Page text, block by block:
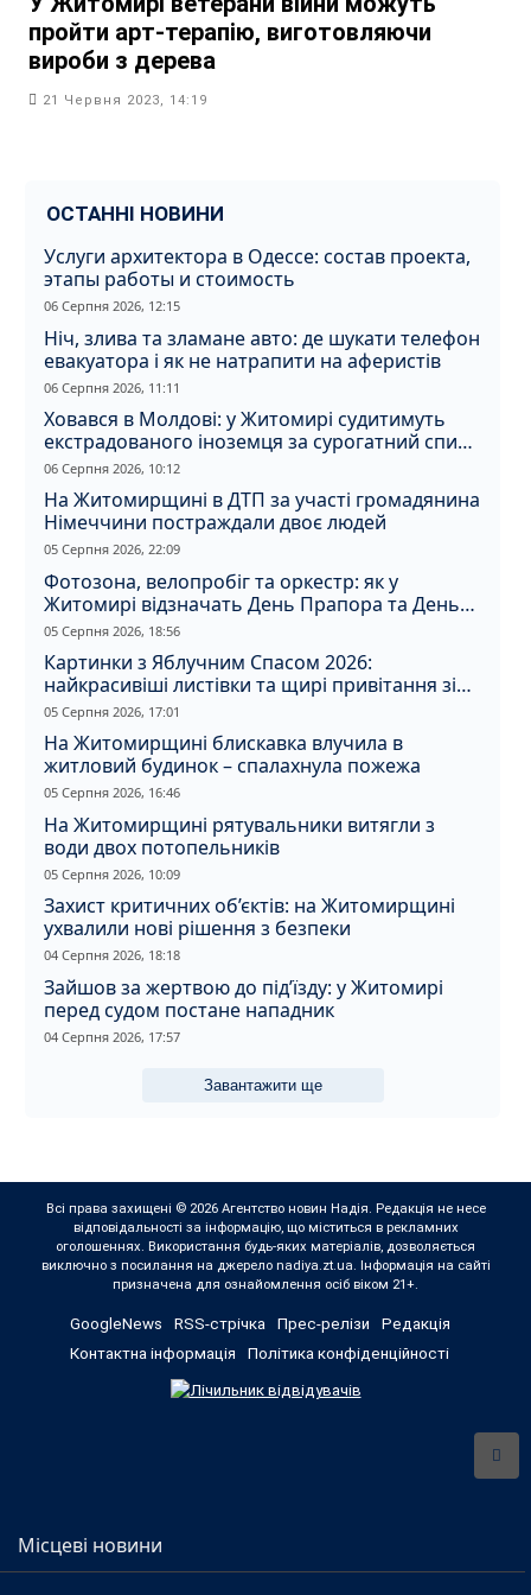
пройти арт-терапію, виготовляючи
вироби з дерева
21 Червня 2023, 14:19
ОСТАННІ НОВИНИ
Услуги архитектора в Одессе: состав проекта,
этапы работы и стоимость
06 Серпня 2026, 12:15
Ніч, злива та зламане авто: де шукати телефон
евакуатора і як не натрапити на аферистів
06 Серпня 2026, 11:11
Ховався в Молдові: у Житомирі судитимуть
екстрадованого іноземця за сурогатний спирт
і відмивання грошей
06 Серпня 2026, 10:12
На Житомирщині в ДТП за участі громадянина
Німеччини постраждали двоє людей
05 Серпня 2026, 22:09
Фотозона, велопробіг та оркестр: як у
Житомирі відзначать День Прапора та День
Незалежності
05 Серпня 2026, 18:56
Картинки з Яблучним Спасом 2026:
найкрасивіші листівки та щирі привітання зі
святом
05 Серпня 2026, 17:01
На Житомирщині блискавка влучила в
житловий будинок – спалахнула пожежа
05 Серпня 2026, 16:46
На Житомирщині рятувальники витягли з
води двох потопельників
05 Серпня 2026, 10:09
Захист критичних об’єктів: на Житомирщині
ухвалили нові рішення з безпеки
04 Серпня 2026, 18:18
Зайшов за жертвою до під’їзду: у Житомирі
перед судом постане нападник
04 Серпня 2026, 17:57
Завантажити ще
Всі права захищені © 2026 Агентство новин Надія. Редакція не несе
відповідальності за інформацію, що міститься в рекламних
оголошеннях. Використання будь-яких матеріалів, дозволяється
виключно з посилання на джерело nadiya.zt.ua. Інформація на сайті
призначена для ознайомлення осіб віком 21+.
GoogleNews RSS-стрічка Прес-релізи
Редакція
Контактна інформація
Політика конфіденційності
Місцеві новини